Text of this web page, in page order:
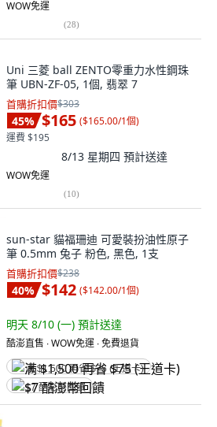
WOW免運
(28)
Uni 三菱 ball ZENTO零重力水性鋼珠
筆 UBN-ZF-05, 1個, 翡翠 7
首購折扣價$303
45% $165 ($165.00/1個)
運費 $195
8/13 星期四 預計送達
WOW免運
(10)
sun-star 貓福珊迪 可愛裝扮油性原子
筆 0.5mm 兔子 粉色, 黑色, 1支
首購折扣價$238
40% $142 ($142.00/1個)
明天 8/10 (一) 預計送達
酷澎直售 ∙ WOW免運 ∙ 免費退貨
满 $1,500 再省 $75 (王道卡)
$7 酷澎幣回饋